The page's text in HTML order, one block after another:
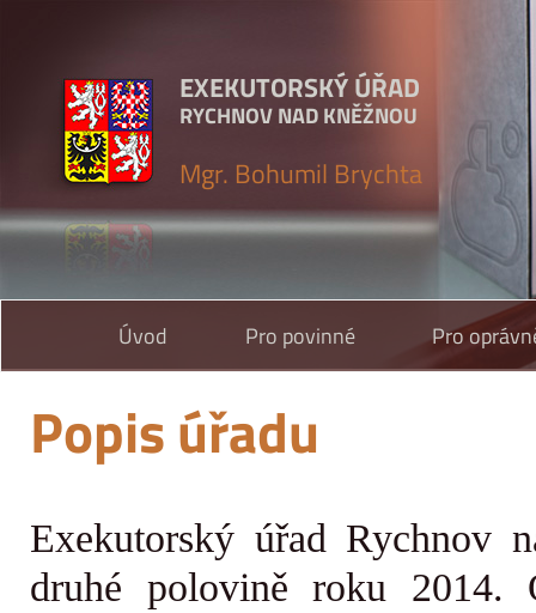
EXEKUTORSKÝ ÚŘAD
RYCHNOV NAD KNĚŽNOU
Mgr. Bohumil Brychta
Úvod Pro povinné Pro
Popis úřadu
Exekutorský úřad Rychnov
druhé polovině roku